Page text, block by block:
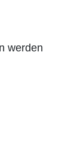
werden